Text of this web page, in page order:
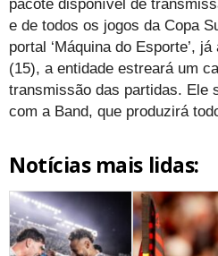
pacote disponível de
e de todos os jogos da Copa
portal ‘Máquina do Esporte’,
(15), a entidade estreará um
transmissão das partidas. Ele
com a Band, que produzirá
Notícias mais lidas: